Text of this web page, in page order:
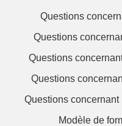
Questions
Questions
Questions
Questions
Questions
Modèle de